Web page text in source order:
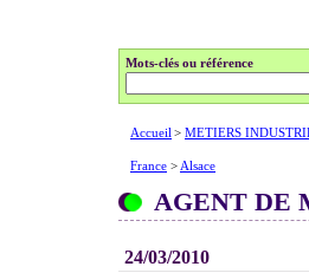
Mots-clés ou référence
Accueil > METIERS
France > Alsace
AGENT DE
24/03/2010